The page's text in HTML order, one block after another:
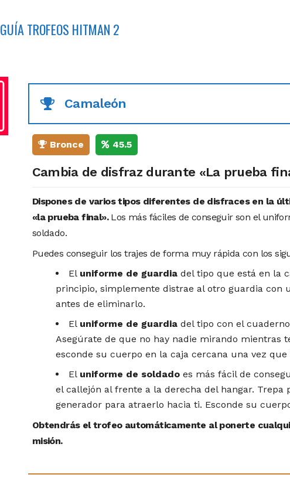
GUÍA TROFEOS HITMAN 2
Camaleón
Bronce 45.5
Cambia de disfraz durante «La prueba
Dispones de varios tipos diferentes de disfraces en la
«la prueba final».Los más fáciles de conseguir son el
soldado.
Puedes conseguir los trajes de forma muy rápida con los
El uniforme de guardiadel tipo que está en la
principio, simplemente distrae al otro guardia con
antes de eliminarlo.
El uniforme de guardiadel tipo con el
Asegúrate de que no hay nadie mirando mientras
esconde su cuerpo en la caja cercana una vez
El uniforme de soldadoes más fácil de
el callejón al frente a la derecha del hangar. Trepa
generador para atraerlo hacia ti. Esconde su
Obtendrás el trofeo automáticamente al ponerte
misión.